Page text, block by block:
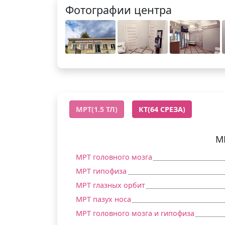
Фотографии центра
МРТ(1.5 ТЛ) КТ(64 СРЕЗА)
МРТ головного мозга
МРТ гипофиза
МРТ глазных орбит
МРТ пазух носа
МРТ головного мозга и гипофиза